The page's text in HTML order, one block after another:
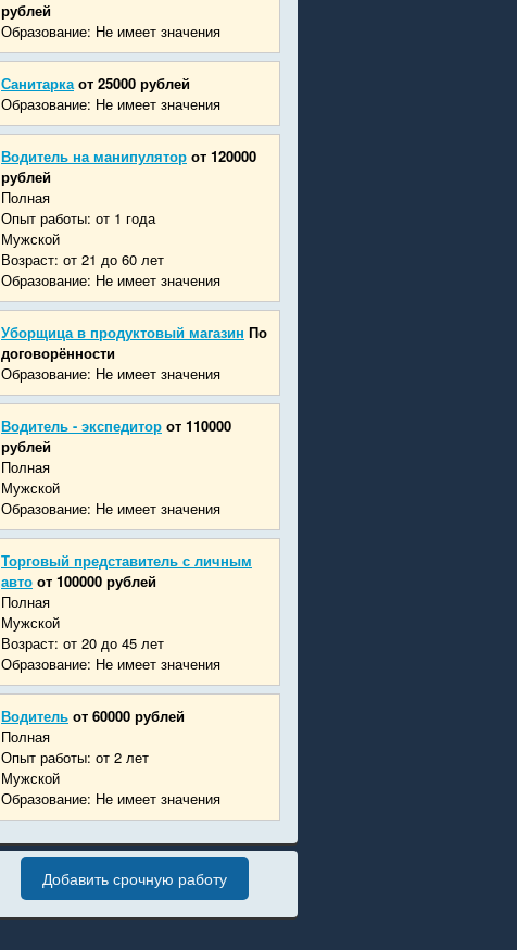
рублей
Образование: Не имеет значения
Санитарка от 25000 рублей
Образование: Не имеет значения
Водитель на манипулятор от 120000
рублей
Полная
Опыт работы: от 1 года
Мужской
Возраст: от 21 до 60 лет
Образование: Не имеет значения
Уборщица в продуктовый магазин По
договорённости
Образование: Не имеет значения
Водитель - экспедитор от 110000
рублей
Полная
Мужской
Образование: Не имеет значения
Торговый представитель с личным
авто от 100000 рублей
Полная
Мужской
Возраст: от 20 до 45 лет
Образование: Не имеет значения
Водитель от 60000 рублей
Полная
Опыт работы: от 2 лет
Мужской
Образование: Не имеет значения
Добавить срочную работу